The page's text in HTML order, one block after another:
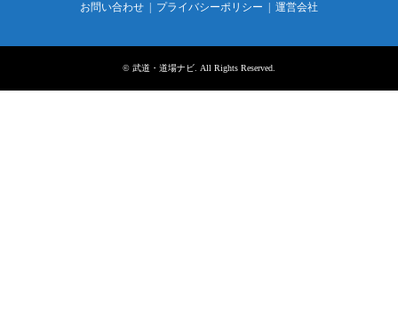
お問い合わせ
プライバシーポリシー 運営会社
© 武道・道場ナビ . All Rights Reserved.